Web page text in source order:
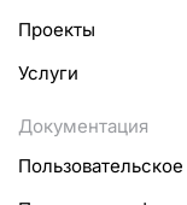
Проекты
Услуги
Документация